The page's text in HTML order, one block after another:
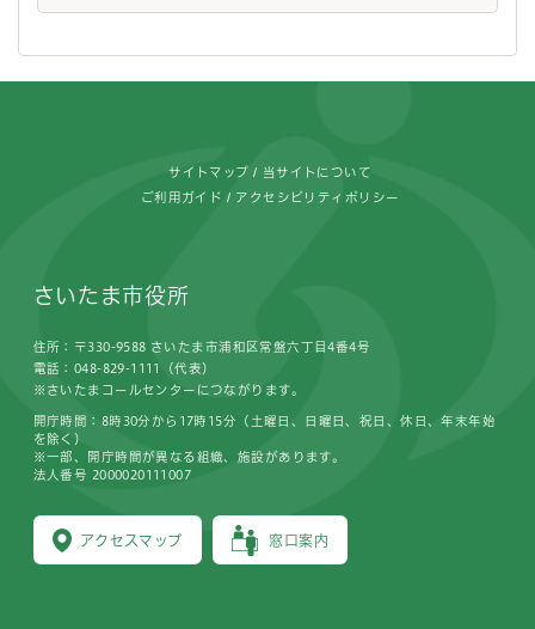
サイトマップ 当サイトについて
ご利用ガイド アクセシビリティポリシー
さいたま市役所
住所：〒330-9588 さいたま市浦和区常盤六丁目4番4号
電話：048-829-1111（代表）
※さいたまコールセンターにつながります。
アクセスマップ 窓口案内
開庁時間：8時30分から17時15分（土曜日、日曜日、祝日、休日、年末年始
を除く）
※一部、開庁時間が異なる組織、施設があります。
法人番号 2000020111007